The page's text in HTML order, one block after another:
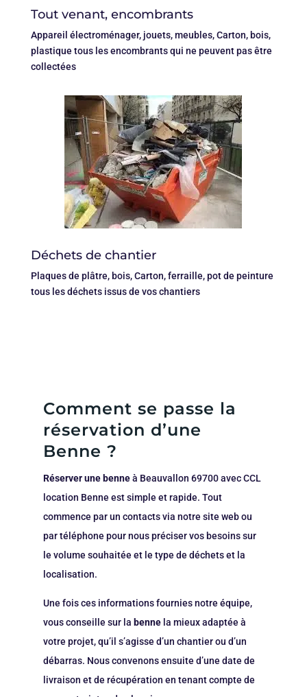
Tout venant, encombrants
Appareil électroménager, jouets, meubles, Carton, bois,
plastique tous les encombrants qui ne peuvent pas être
collectées
Déchets de chantier
Plaques de plâtre, bois, Carton, ferraille, pot de peinture
tous les déchets issus de vos chantiers
Comment se passe la
réservation d’une
Benne ?
Réserver une benneà Beauvallon 69700 avec CCL
location Benne est simple et rapide. Tout
commence par un contacts via notre site web ou
par téléphone pour nous préciser vos besoins sur
le volume souhaitée et le type de déchets et la
localisation.
Une fois ces informations fournies notre équipe,
vous conseille sur la bennela mieux adaptée à
votre projet, qu’il s’agisse d’un chantier ou d’un
débarras. Nous convenons ensuite d’une date de
livraison et de récupération en tenant compte de